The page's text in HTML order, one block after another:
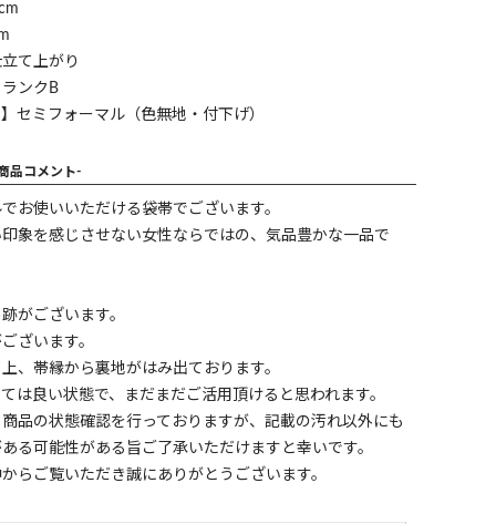
て上がり
ンクB
セミフォーマル（色無地・付下げ）
品コメント-
お使いいただける袋帯でございます。
象を感じさせない女性ならではの、気品豊かな一品で
がございます。
ざいます。
、帯縁から裏地がはみ出ております。
は良い状態で、まだまだご活用頂けると思われます。
品の状態確認を行っておりますが、記載の汚れ以外にも
る可能性がある旨ご了承いただけますと幸いです。
らご覧いただき誠にありがとうございます。